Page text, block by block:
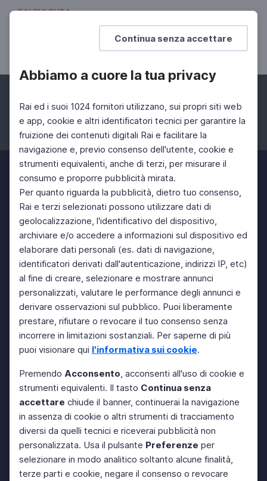
Continua senza accettare
Abbiamo a cuore la tua privacy
Rai ed i suoi 1024 fornitori utilizzano, sui propri siti web
e app, cookie e altri identificatori tecnici per garantire la
fruizione dei contenuti digitali Rai e facilitare la
navigazione e, previo consenso dell'utente, cookie e
strumenti equivalenti, anche di terzi, per misurare il
consumo e proporre pubblicità mirata.
Per quanto riguarda la pubblicità, dietro tuo consenso,
Rai e terzi selezionati possono utilizzare dati di
geolocalizzazione, l'identificativo del dispositivo,
archiviare e/o accedere a informazioni sul dispositivo ed
elaborare dati personali (es. dati di navigazione,
identificatori derivati dall'autenticazione, indirizzi IP, etc)
al fine di creare, selezionare e mostrare annunci
personalizzati, valutare le performance degli annunci e
derivare osservazioni sul pubblico. Puoi liberamente
prestare, rifiutare o revocare il tuo consenso senza
incorrere in limitazioni sostanziali. Per saperne di più
puoi visionare qui l'informativa sui cookie.
Premendo Acconsento, acconsenti all'uso di cookie e
strumenti equivalenti. Il tasto Continua senza
accettare chiude il banner, continuerai la navigazione
in assenza di cookie o altri strumenti di tracciamento
diversi da quelli tecnici e riceverai pubblicità non
personalizzata. Usa il pulsante Preferenze per
selezionare in modo analitico soltanto alcune finalità,
terze parti e cookie, negare il consenso o revocare
RAI CULTURA
Le parole e il vento, inseguendo aquiloni
22 Gen 2022 > 22 Gen 2022
Facebook Instagram Twitter